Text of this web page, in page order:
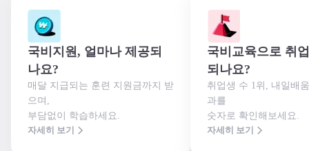
국비지원, 얼마나 제공되
나요?
매달 지급되는 훈련 지원금까지 받
으며,
부담없이 학습하세요.
자세히 보기
국비교육으로 취
되나요?
취업생 수 1위, 내일배
과를
숫자로 확인해보세요.
자세히 보기